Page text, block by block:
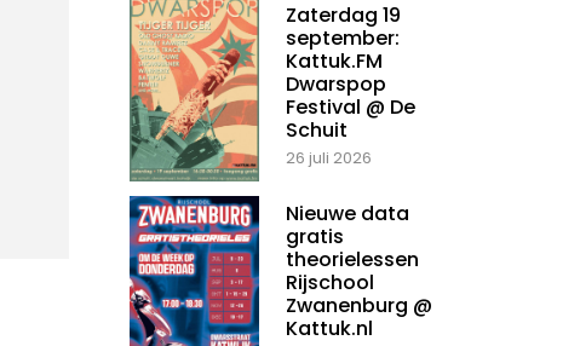
Zaterdag 19
september:
Kattuk.FM
Dwarspop
Festival @ De
Schuit
26 juli 2026
Nieuwe data
gratis
theorielessen
Rijschool
Zwanenburg @
Kattuk.nl